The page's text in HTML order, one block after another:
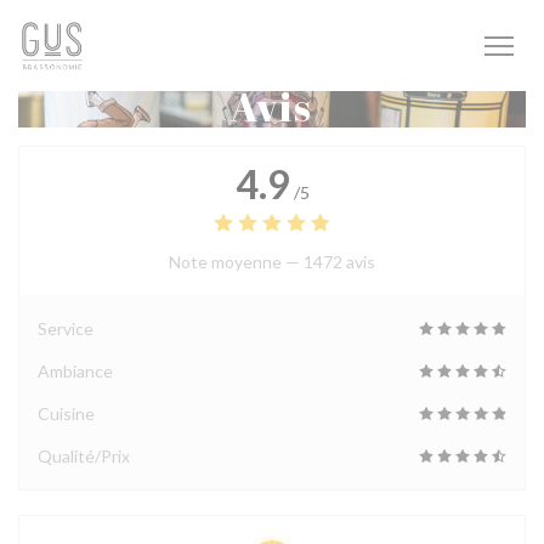
Personnalisation de vos choix en matière de cookies
Avis
4.9 /5
Note moyenne — 1472 avis
Service
Ambiance
Cuisine
Qualité/Prix